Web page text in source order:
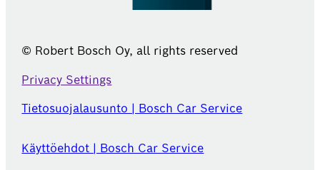
© Robert Bosch Oy, all rights reserved
Privacy Settings
Tietosuojalausunto | Bosch Car Service
Käyttöehdot | Bosch Car Service